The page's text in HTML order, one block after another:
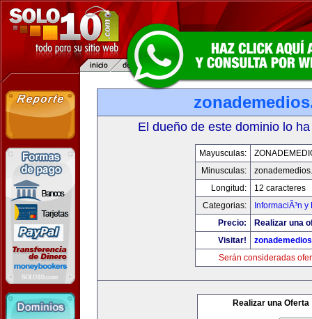
El dueño de este dominio lo
Mayusculas:
Minusculas:
Longitud:
12 caracteres
Categorias:
InformaciÃ³n
Precio:
Realizar una
Visitar!
Serán consideradas
Realizar una Oferta